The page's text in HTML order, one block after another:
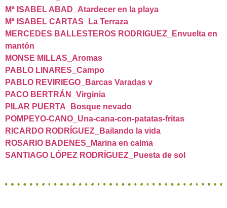
Mª ISABEL ABAD_Atardecer en la playa
Mª ISABEL CARTAS_La Terraza
MERCEDES BALLESTEROS RODRIGUEZ_Envuelta en
mantón
MONSE MILLAS_Aromas
PABLO LINARES_Campo
PABLO REVIRIEGO_Barcas Varadas v
PACO BERTRÁN_Virginia
PILAR PUERTA_Bosque nevado
POMPEYO-CANO_Una-cana-con-patatas-fritas
RICARDO RODRÍGUEZ_Bailando la vida
ROSARIO BADENES_Marina en calma
SANTIAGO LÓPEZ RODRÍGUEZ_Puesta de sol